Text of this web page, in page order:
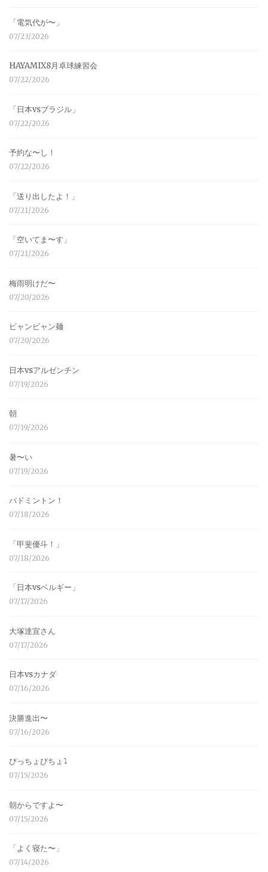
「電気代が〜」
07/23/2026
HAYAMIX8月卓球練習会
07/22/2026
「日本vsブラジル」
07/22/2026
予約な〜し！
07/22/2026
「送り出したよ！」
07/21/2026
「空いてま〜す」
07/21/2026
梅雨明けだ〜
07/20/2026
ビャンビャン麺
07/20/2026
日本vsアルゼンチン
07/19/2026
朝
07/19/2026
暑〜い
07/19/2026
バドミントン！
07/18/2026
「甲斐優斗！」
07/18/2026
「日本vsベルギー」
07/17/2026
大塚達宣さん
07/17/2026
日本vsカナダ
07/16/2026
決勝進出〜
07/16/2026
びっちょびちょ⤵︎
07/15/2026
朝からですよ〜
07/15/2026
「よく寝た〜」
07/14/2026